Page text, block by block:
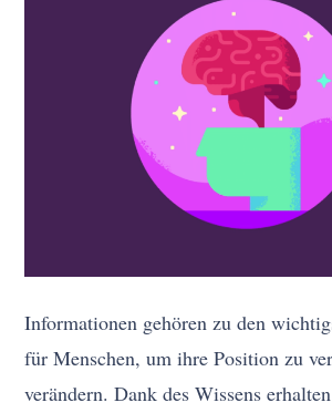
Informationen gehören zu den
für Menschen, um ihre Position zu
verändern. Dank des Wissens